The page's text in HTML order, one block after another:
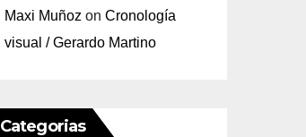
Maxi Muñoz on Cronología
visual / Gerardo Martino
Categorias